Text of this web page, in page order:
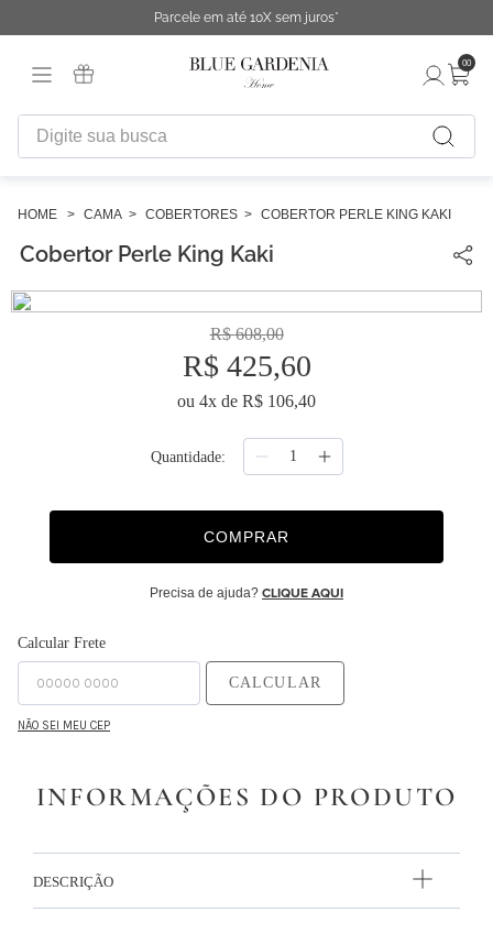
Parcele em até 10X sem juros*
00
Digite sua busca
CAMA COBERTORES COBERTOR PERLE KING KAKI
Cobertor Perle King Kaki
R$ 608,00
R$ 425,60
ou 4x de R$ 106,40
Quantidade
COMPRAR
Precisa de ajuda? CLIQUE AQUI
Calcular Frete
CALCULAR
NÃO SEI MEU CEP
INFORMAÇÕES DO PRODUTO
DESCRIÇÃO
1 º
fronha
2 º
3º
cobertor
4º
5º
urban
6º
difusor
7º
chinelo
10º majorelle